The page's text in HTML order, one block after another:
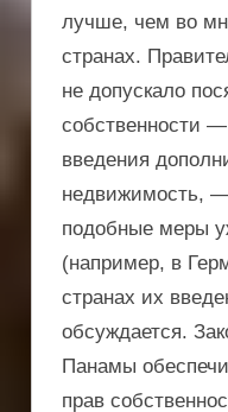
лучше, чем во
странах.
не допускало
собственности
введения
недвижимость, —
подобные меры
(например, в
странах их
обсуждается.
Панамы
прав